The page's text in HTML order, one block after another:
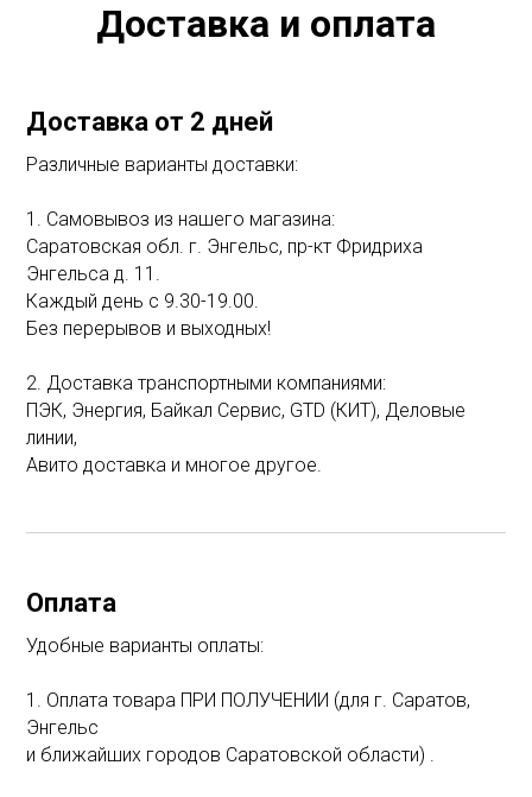
Доставка и оплата
Доставка от 2 дней
Различные варианты доставки:
1. Самовывоз из нашего магазина:
Саратовская обл. г. Энгельс, пр-кт Фридриха
Энгельса д. 11.
Каждый день с 9.30-19.00.
Без перерывов и выходных!
2. Доставка транспортными компаниями:
ПЭК, Энергия, Байкал Сервис, GTD (КИТ), Деловые
линии,
Авито доставка и многое другое.
Оплата
Удобные варианты оплаты:
1. Оплата товара ПРИ ПОЛУЧЕНИИ (для г. Саратов,
Энгельс
и ближайших городов Саратовской области) .